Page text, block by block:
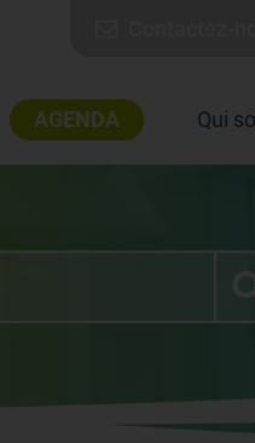
AGENDA Qui